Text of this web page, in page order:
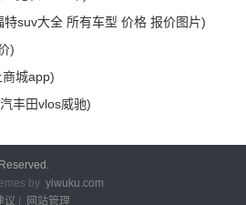
suv大全 所有车型 价格 报价图片)
)
城app)
丰田vlos威驰)
by yiwuku.com
议 网站管理